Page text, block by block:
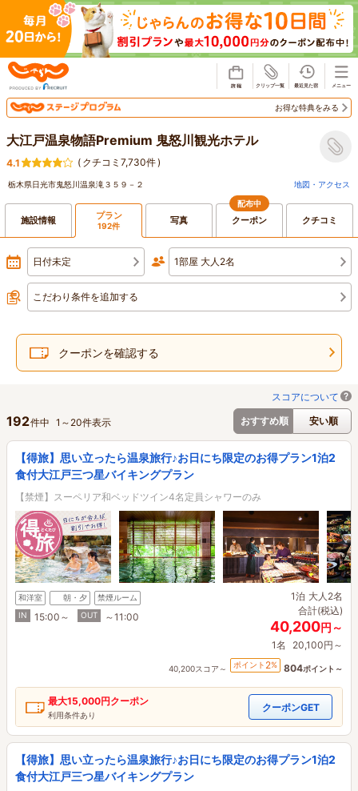
お得な特典をみる
大江戸温泉物語Premium 鬼怒川観光ホテル
4.1 ( クチコミ7,730件)
栃木県日光市鬼怒川温泉滝３５９－２ 地図・アクセス
施設情報 プラン
192件 写真
配布中
クーポン クチコミ
日付未定 1部屋 大人2名
こだわり条件を追加する
クーポンを確認する
スコアについて
おすすめ順
安い順
192件中 1 ～ 20件表示
【得旅】思い立ったら温泉旅行♪お日にち限定のお得プラン1泊2
食付大江戸三つ星バイキングプラン
【禁煙】スーペリア和ベッドツイン4名定員シャワーのみ
和洋室 朝・夕
禁煙ルーム
IN
15:00～ OUT ～11:00
1泊 大人2名
合計(税込)
40,200円～
1名 20,100円～
40,200スコア～ ポイント 2% 804ポイント～
最大15,000円クーポン
利用条件あり
クーポンGET
【得旅】思い立ったら温泉旅行♪お日にち限定のお得プラン1泊2
食付大江戸三つ星バイキングプラン